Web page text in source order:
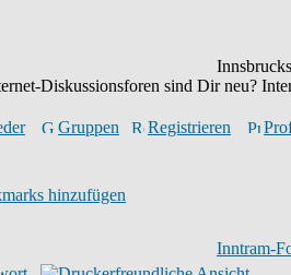
Diskussionsforen sind Dir neu?
Gruppen Registrieren
hinzufügen
Inntram-